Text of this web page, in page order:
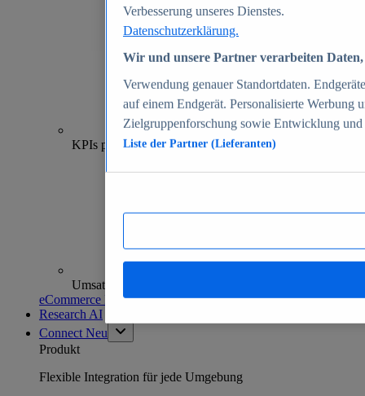
70+
KPIs pro Shop
Umsatzanalysen und -prognosen
eCommerce Insights entdecken
Research AI
Connect Neu
Produkt
Flexible Integration für jede Umgebung
Verbesserung unseres Dienstes.
Datenschutzerklärung.
Wir und unsere Partner verarbeiten
Verwendung genauer Standortdaten.
auf einem Endgerät. Personalisierte Werbung
Zielgruppenforschung sowie Entwicklung
Liste der Partner (Lieferanten)